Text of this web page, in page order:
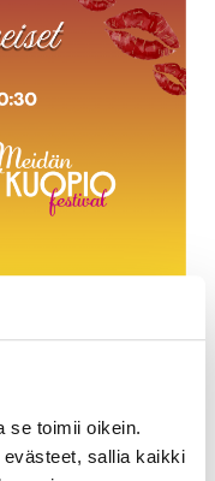
se toimii oikein.
sallia kaikki